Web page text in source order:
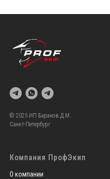
© 2025 ИП Баранов Д.М.
Санкт-Петербург
Компания ПрофЭкип
О компании